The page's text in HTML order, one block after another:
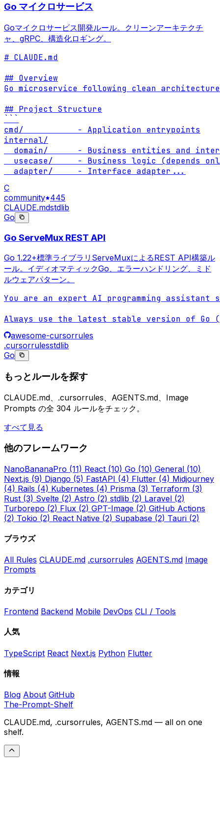
Go マイクロサービス
Goマイクロサービス開発ルール。クリーンアーキテクチ
ャ、gRPC、構造化ロギング。
# CLAUDE.md
## Overview
Go microservice following clean
## Project Structure
```
cmd/           - Application entrypoints
internal/
domain/      - Business entities and
usecase/     - Business logic (depends
  adapter/     - Interface adapter
...
C
community 445
CLAUDE.mdstdlib
Go
Go ServeMux REST API
Go 1.22+標準ライブラリServeMuxによるREST API構築ル
ール。イディオマティックGo、エラーハンドリング、ミド
ルウェアパターン。
You are an expert AI programming
Always use the latest stable version of
awesome-cursorrules
.cursorrulesstdlib
Go
もっとルールを探す
CLAUDE.md、.cursorrules、AGENTS.md、Image
Prompts の全 304 ルールをチェック。
すべて見る
他のフレームワーク
NanoBananaPro (11) React (10) Go (10) General (10)
Next.js (9) Django (5) FastAPI (4) Flutter (4) Midjourney
(4) Rails (4) Kubernetes (4) Prisma (3) Terraform (3)
Rust (3) Svelte (2) Astro (2) stdlib (2) Laravel (2)
Turborepo (2) Flux (2) GPT-Image (2) GitHub Actions
(2) Tokio (2) React Native (2) Supabase (2) Tauri (2)
ブラウズ
All Rules CLAUDE.md .cursorrules AGENTS.md Image
Prompts
カテゴリ
Frontend Backend Mobile DevOps CLI / Tools
人気
TypeScript React Next.js Python Flutter
情報
Blog About GitHub
The-Prompt-Shelf
CLAUDE.md, .cursorrules, AGENTS.md — all on one
shelf.